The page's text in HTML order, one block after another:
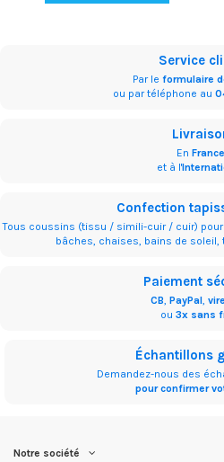
Service
Par le formulaire
ou par téléphone au
En France
et à l'
Confection
Tous coussins (tissu / simili-cuir / cuir)
bâches, chaises, bains de soleil,
Paiement
CB, PayPal,
ou 3x sans
Échantillons
Demandez-nous des
pour confirmer
Notre société